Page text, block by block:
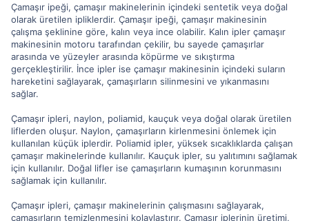
Çamaşır ipeği, çamaşır makinelerinin içindeki sentetik veya doğal
olarak üretilen ipliklerdir. Çamaşır ipeği, çamaşır makinesinin
çalışma şeklinine göre, kalın veya ince olabilir. Kalın ipler çamaşır
makinesinin motoru tarafından çekilir, bu sayede çamaşırlar
arasında ve yüzeyler arasında köpürme ve sıkıştırma
gerçekleştirilir. İnce ipler ise çamaşır makinesinin içindeki suların
hareketini sağlayarak, çamaşırların silinmesini ve yıkanmasını
sağlar.
Çamaşır ipleri, naylon, poliamid, kauçuk veya doğal olarak üretilen
liflerden oluşur. Naylon, çamaşırların kirlenmesini önlemek için
kullanılan küçük iplerdir. Poliamid ipler, yüksek sıcaklıklarda çalışan
çamaşır makinelerinde kullanılır. Kauçuk ipler, su yalıtımını sağlamak
için kullanılır. Doğal lifler ise çamaşırların kumaşının korunmasını
sağlamak için kullanılır.
Çamaşır ipleri, çamaşır makinelerinin çalışmasını sağlayarak,
çamaşırların temizlenmesini kolaylaştırır. Çamaşır iplerinin üretimi,